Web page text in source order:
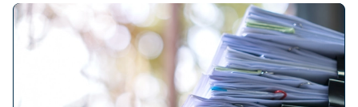
Imagen